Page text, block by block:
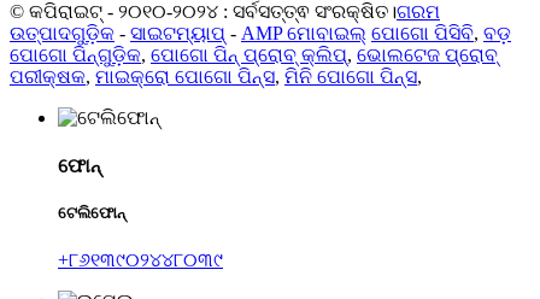
© କପିରାଇଟ୍ - ୨୦୧୦-୨୦୨୪ : ସର୍ବସତ୍ତ୍ଵ ସଂରକ୍ଷିତ।ଗରମ
ଉତ୍ପାଦଗୁଡ଼ିକ - ସାଇଟମ୍ୟାପ୍ - AMP ମୋବାଇଲ୍ ପୋଗୋ ପିସିବି, ବଡ଼
ପୋଗୋ ପିନ୍‌ଗୁଡ଼ିକ, ପୋଗୋ ପିନ୍ ପ୍ରୋବ୍ କ୍ଲିପ୍, ଭୋଲଟେଜ ପ୍ରୋବ୍
ପରୀକ୍ଷକ, ମାଇକ୍ରୋ ପୋଗୋ ପିନ୍ସ, ମିନି ପୋଗୋ ପିନ୍ସ,
ଫୋନ୍
ଟେଲିଫୋନ୍
+୮୬୧୩୯୦୨୪୪୮୦୩୯